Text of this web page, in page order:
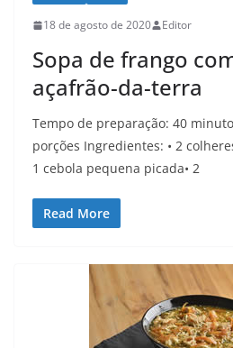
18 de agosto de 2020 Editor
Sopa de frango
açafrão-da-terra
Tempo de preparação: 40
porções Ingredientes: • 2
1 cebola pequena picada• 2
Read More